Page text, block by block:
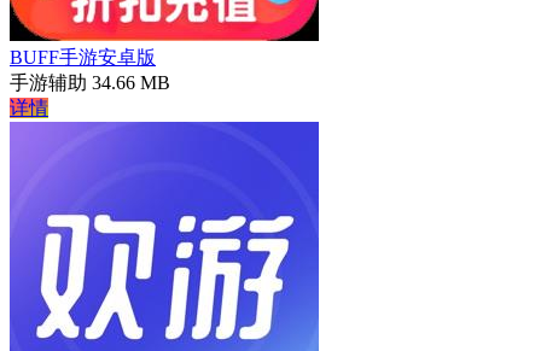
BUFF手游安卓版
手游辅助 34.66 MB
详情